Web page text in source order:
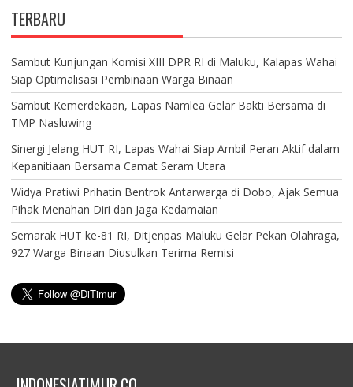
TERBARU
Sambut Kunjungan Komisi XIII DPR RI di Maluku, Kalapas Wahai
Siap Optimalisasi Pembinaan Warga Binaan
Sambut Kemerdekaan, Lapas Namlea Gelar Bakti Bersama di
TMP Nasluwing
Sinergi Jelang HUT RI, Lapas Wahai Siap Ambil Peran Aktif dalam
Kepanitiaan Bersama Camat Seram Utara
Widya Pratiwi Prihatin Bentrok Antarwarga di Dobo, Ajak Semua
Pihak Menahan Diri dan Jaga Kedamaian
Semarak HUT ke-81 RI, Ditjenpas Maluku Gelar Pekan Olahraga,
927 Warga Binaan Diusulkan Terima Remisi